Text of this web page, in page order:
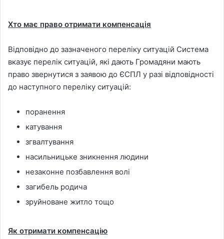
Хто має право отримати компенсація
Відповідно до зазначеного переліку ситуацій Система
вказує перелік ситуацій, які дають Громадяни мають
право звернутися з заявою до ЄСПЛ у разі відповідності
до наступного переліку ситуацій:
поранення
катування
згвалтування
насильницьке зникнення людини
незаконне позбавлення волі
загибель родича
зруйноване житло тощо
Як отримати компенсацію